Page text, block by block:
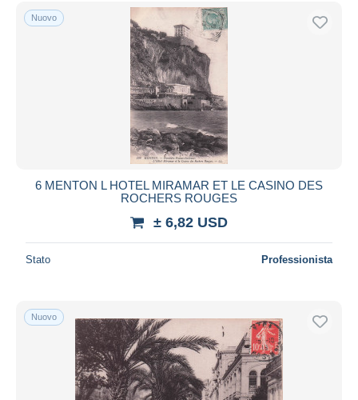
Spedizione gratuita
Metodi di pagamento
Bonifico bancario
Mastercard
Bancontact
Maestro
Residenza del venditore
Aggiorna
Nuovo
6 MENTON L HOTEL MIRAMAR ET LE CASINO DES
ROCHERS ROUGES
± 6,82 USD
Stato Professionista
Nuovo